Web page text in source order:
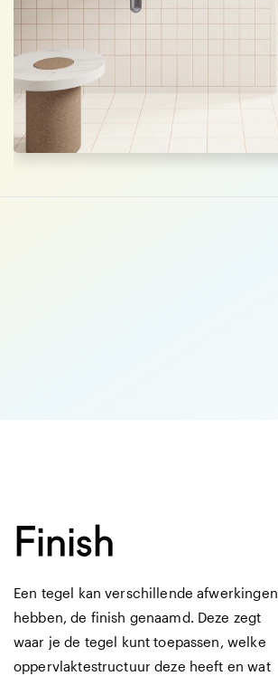
Finish
Een tegel kan verschillende afwerkingen
hebben, de finish genaamd. Deze zegt
waar je de tegel kunt toepassen, welke
oppervlaktestructuur deze heeft en wat